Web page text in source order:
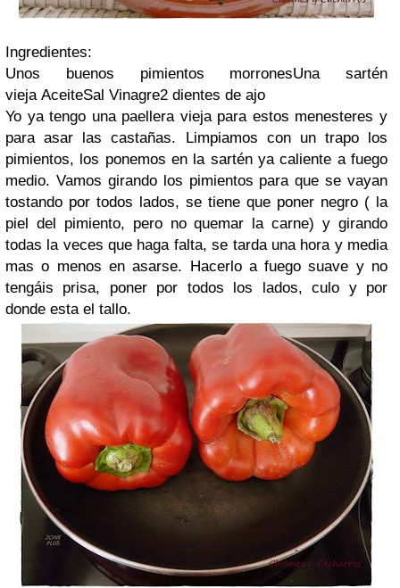
Ingredientes:
Unos buenos pimientos morronesUna sartén
vieja AceiteSal Vinagre2 dientes de ajo
Yo ya tengo una paellera vieja para estos menesteres y
para asar las castañas. Limpiamos con un trapo los
pimientos, los ponemos en la sartén ya caliente a fuego
medio. Vamos girando los pimientos para que se vayan
tostando por todos lados, se tiene que poner negro ( la
piel del pimiento, pero no quemar la carne) y girando
todas la veces que haga falta, se tarda una hora y media
mas o menos en asarse. Hacerlo a fuego suave y no
tengáis prisa, poner por todos los lados, culo y por
donde esta el tallo.